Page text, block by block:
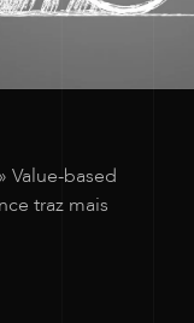
» Value-based
traz mais